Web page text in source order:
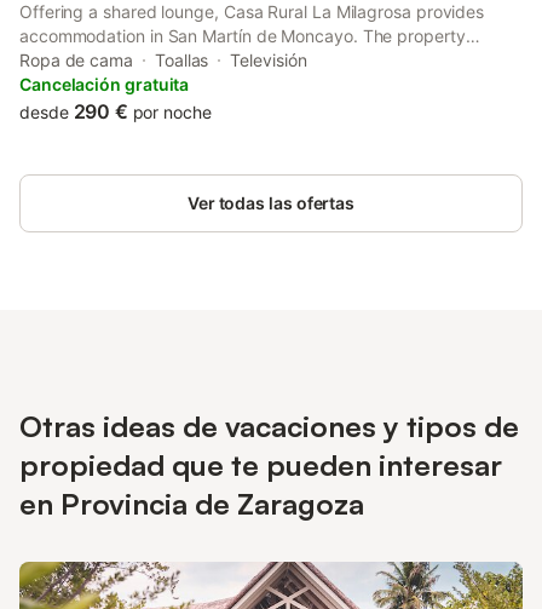
Offering a shared lounge, Casa Rural La Milagrosa provides
accommodation in San Martín de Moncayo. The property
features city and quiet street views.
Ropa de cama Toallas
Televisión
Cancelación gratuita
desde 290 € por noche
Ver todas las ofertas
Otras ideas de vacaciones y tipos de
propiedad que te pueden interesar
en Provincia de Zaragoza